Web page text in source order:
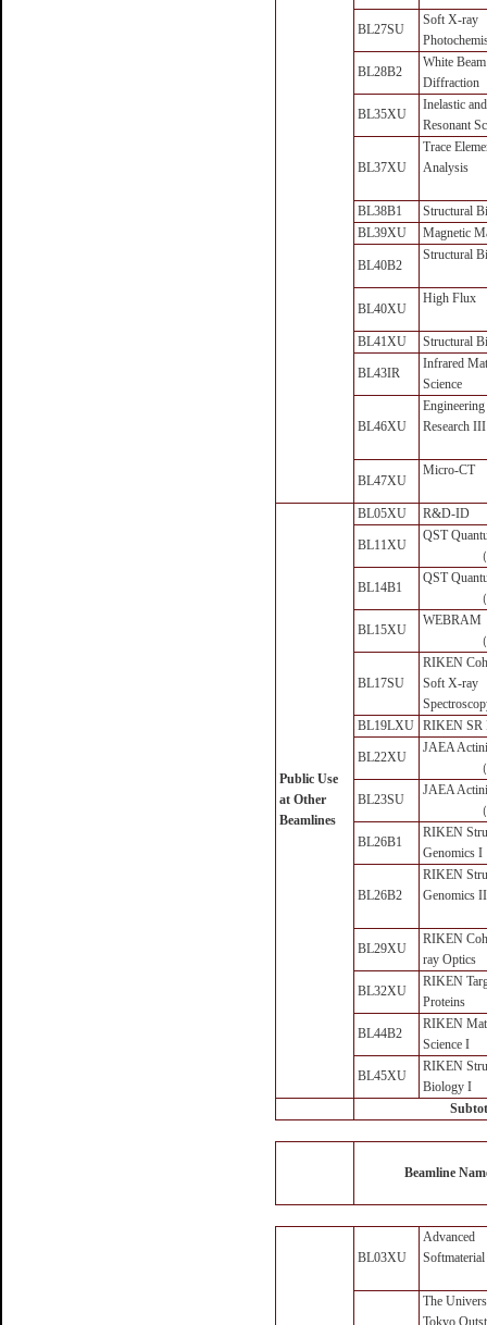
BL27SU
Soft X-ray
BL28B2
White
Diffraction
BL35XU
Inelastic
Resonant
BL37XU
Trace
Analysis
BL38B1
Structural
BL39XU
Magnetic
BL40B2
Structural
BL40XU
High Flux
BL41XU Structural
BL43IR
Infrared
Science
BL46XU
Engineering
Research III
BL47XU
Micro-CT
Public Use
at Other
Beamlines
BL05XU R&D-ID
BL11XU
QST
BL14B1
QST
BL15XU
WEBRAM
BL17SU
RIKEN
Soft X-ray
BL19LXU RIKEN SR
BL22XU
JAEA
BL23SU
JAEA
BL26B1
RIKEN
Genomics I
BL26B2
RIKEN
Genomics II
BL29XU
RIKEN
ray Optics
BL32XU
RIKEN
Proteins
BL44B2
RIKEN
Science I
BL45XU
RIKEN
Biology I
Beamline
BL03XU
Advanced
Softmaterial
The
Tokyo